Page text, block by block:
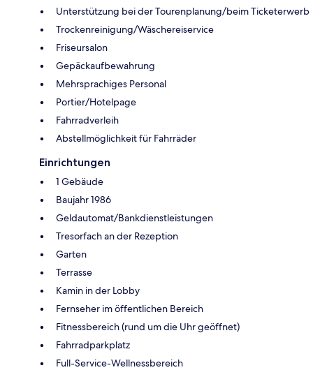
Unterstützung bei der Tourenplanung/beim Ticketerwerb
Trockenreinigung/Wäschereiservice
Friseursalon
Gepäckaufbewahrung
Mehrsprachiges Personal
Portier/Hotelpage
Fahrradverleih
Abstellmöglichkeit für Fahrräder
Einrichtungen
1 Gebäude
Baujahr 1986
Geldautomat/Bankdienstleistungen
Tresorfach an der Rezeption
Garten
Terrasse
Kamin in der Lobby
Fernseher im öffentlichen Bereich
Fitnessbereich (rund um die Uhr geöffnet)
Fahrradparkplatz
Full-Service-Wellnessbereich